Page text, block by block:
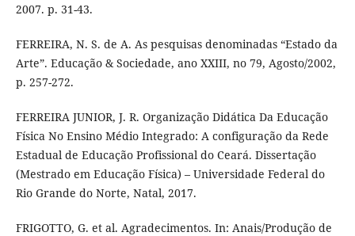
2007. p. 31-43.
FERREIRA, N. S. de A. As pesquisas denominadas “Estado da
Arte”. Educação & Sociedade, ano XXIII, no 79, Agosto/2002,
p. 257-272.
FERREIRA JUNIOR, J. R. Organização Didática Da Educação
Física No Ensino Médio Integrado: A configuração da Rede
Estadual de Educação Profissional do Ceará. Dissertação
(Mestrado em Educação Física) – Universidade Federal do
Rio Grande do Norte, Natal, 2017.
FRIGOTTO, G. et al. Agradecimentos. In: Anais/Produção de